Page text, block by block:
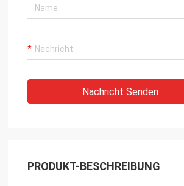
Nachricht Senden
PRODUKT-BESCHREIBUNG